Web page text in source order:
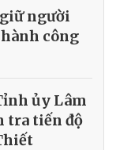
người
công
ủy Lâm
tra tiến độ